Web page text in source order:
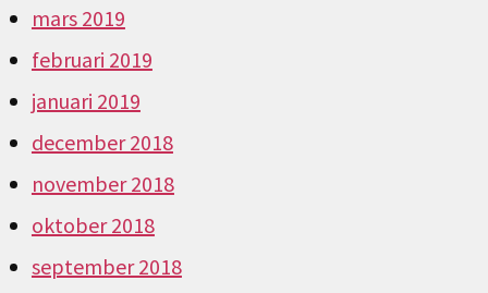
mars 2019
februari 2019
januari 2019
december 2018
november 2018
oktober 2018
september 2018